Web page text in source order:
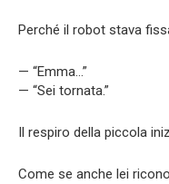
Perché il robot stava
— “Emma…”
— “Sei tornata.”
Il respiro della piccola
Come se anche lei